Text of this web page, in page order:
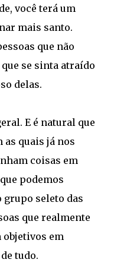
você terá um
mais santo.
que não
se sinta atraído
delas.
E é natural que
as quais já nos
coisas em
podemos
grupo seleto das
que realmente
objetivos em
tudo.